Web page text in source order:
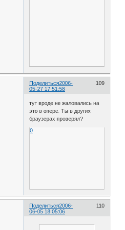
Поделиться 109
2006-
05-27 17:51:58
тут вроде не жаловались на
это в опере. Ты в других
браузерах проверял?
0
Поделиться 110
2006-
06-05 18:05:06